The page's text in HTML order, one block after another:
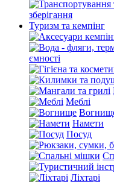
зберігання
Туризм та кемпінг
ємності
Меблі
Намети
Посуд
Ліхтарі